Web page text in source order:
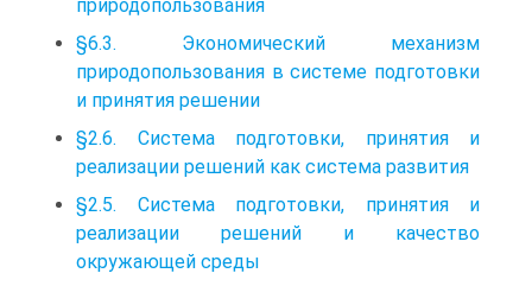
природопользования
§6.3. Экономический механизм
природопользования в системе подготовки
и принятия решении
§2.6. Система подготовки, принятия и
реализации решений как система развития
§2.5. Система подготовки, принятия и
реализации решений и качество
окружающей среды